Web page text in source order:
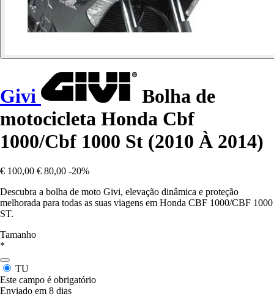
Givi
Bolha de
motocicleta Honda Cbf
1000/Cbf 1000 St (2010 À 2014)
€ 100,00 € 80,00 -20%
Descubra a bolha de moto Givi, elevação dinâmica e proteção
melhorada para todas as suas viagens em Honda CBF 1000/CBF 1000
ST.
Tamanho
*
TU
Este campo é obrigatório
Enviado em 8 dias